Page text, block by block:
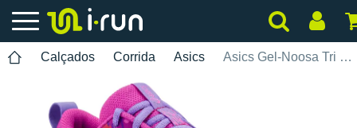
Calçados Corrida Asics Asics Gel-Noosa Tri 16 Júnior